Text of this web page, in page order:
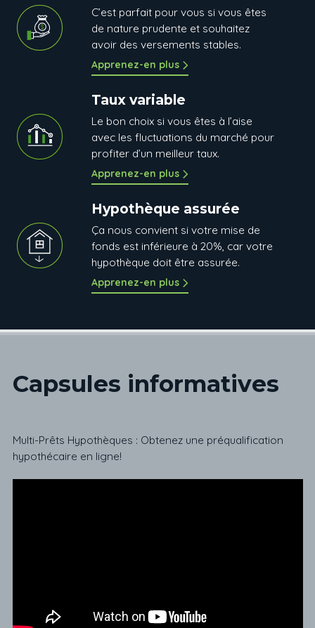
C’est parfait pour vous si vous êtes
de nature prudente et souhaitez
avoir des versements stables.
Apprenez-en plus
Taux variable
Le bon choix si vous êtes à l’aise
avec les fluctuations du marché pour
profiter d’un meilleur taux.
Apprenez-en plus
Hypothèque assurée
Ça nous convient si votre mise de
fonds est inférieure à 20%, car votre
hypothèque doit être assurée.
Apprenez-en plus
Capsules informatives
Multi-Prêts Hypothèques : Obtenez une préqualification
hypothécaire en ligne!